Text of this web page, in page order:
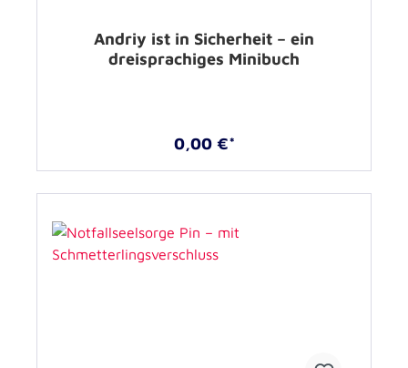
Andriy ist in Sicherheit – ein
dreisprachiges Minibuch
0,00 €*